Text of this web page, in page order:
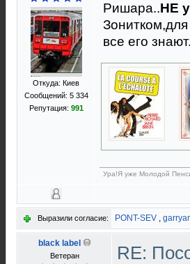
Откуда: Киев
Сообщений: 5 334
Репутация: 991
Ришара..НЕ
все его
Ура!Я уже Молодой
Выразили согласие: PONT-SEV ,
black label
Ветеран RE: